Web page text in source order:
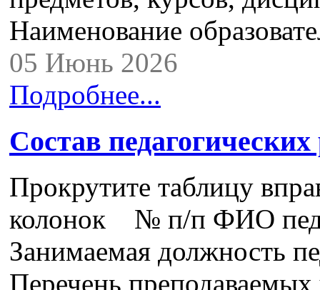
Наименование
05 Июнь 2026
Подробнее...
Состав
Прокрутите таблицу
колонок № п/п ФИО
Занимаемая должность
Перечень